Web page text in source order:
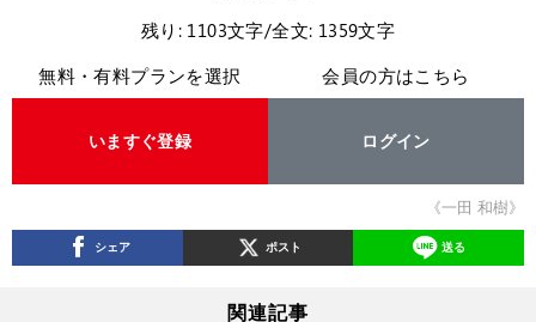
残り: 1103文字/全文: 1359文字
無料・有料プランを選択
いますぐ登録
会員の方はこちら
ログイン
《一田 和樹》
シェア ポスト 送る
関連記事